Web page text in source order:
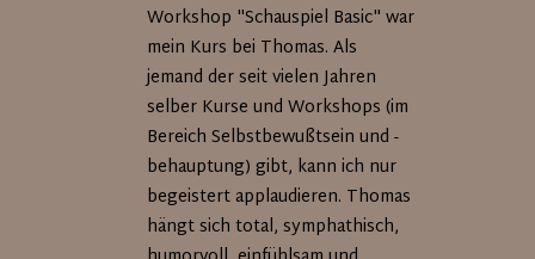
Workshop "Schauspiel Basic" war
mein Kurs bei Thomas. Als
jemand der seit vielen Jahren
selber Kurse und Workshops (im
Bereich Selbstbewußtsein und -
behauptung) gibt, kann ich nur
begeistert applaudieren. Thomas
hängt sich total, symphathisch,